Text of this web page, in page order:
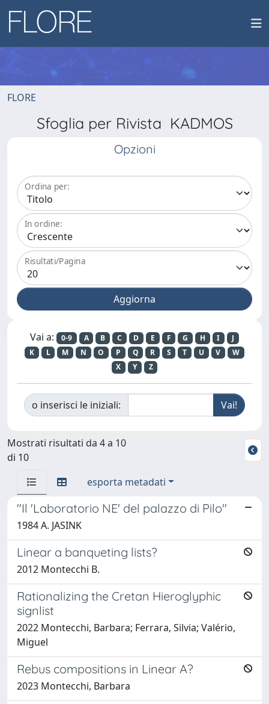
FLORE
Sfoglia per Rivista KADMOS
Opzioni
Ordina per:
In ordine:
Risultati/Pagina
Vai a: 0-9 A B C D E F G H I
J
K
L M N O P Q R S T U V
W
X
Y Z
o inserisci le iniziali:
Mostrati risultati da 4 a 10
di 10
esporta metadati
"Il 'Laboratorio NE' del palazzo di Pilo"
1984 A. JASINK
Linear a banqueting lists?
2012 Montecchi B.
Rationalizing the Cretan Hieroglyphic
signlist
2022 Montecchi, Barbara; Ferrara, Silvia; Valério,
Miguel
Rebus compositions in Linear A?
2023 Montecchi, Barbara